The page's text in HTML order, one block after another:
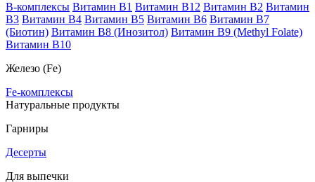
B-комплексы Витамин B1 Витамин B12 Витамин B2 Витамин
B3 Витамин B4 Витамин B5 Витамин B6 Витамин B7
(Биотин) Витамин B8 (Инозитол) Витамин B9 (Methyl Folate)
Витамин В10
Железо (Fe)
Fe-комплексы
Натуральные продукты
Гарниры
Десерты
Для выпечки